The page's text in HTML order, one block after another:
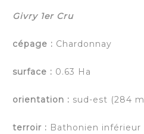
Givry 1er Cru
cépage : Chardonnay
surface : 0.63 Ha
orientation : sud-est (284
terroir : Bathonien inférieur